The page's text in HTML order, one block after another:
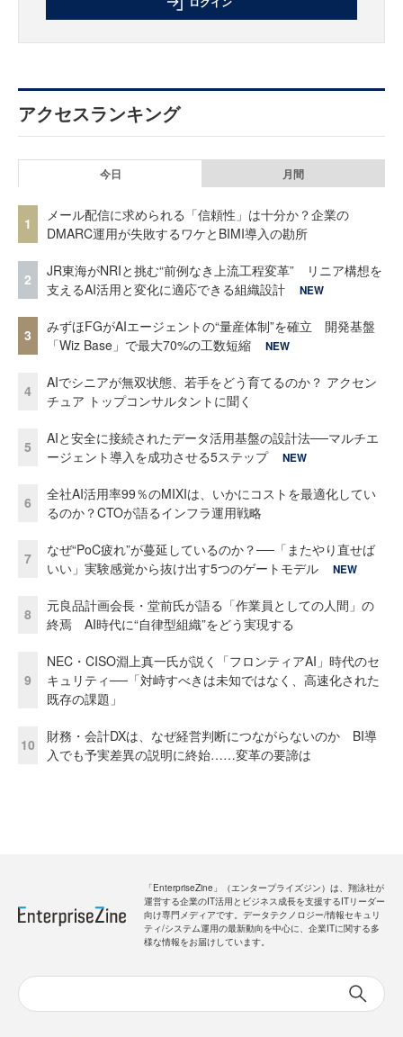
アクセスランキング
今日 月間
1
メール配信に求められる「信頼性」は十分か？企業の
DMARC運用が失敗するワケとBIMI導入の勘所
2
JR東海がNRIと挑む“前例なき上流工程変革” リニア構想を
支えるAI活用と変化に適応できる組織設計
NEW
3
みずほFGがAIエージェントの“量産体制”を確立 開発基盤
「Wiz Base」で最大70%の工数短縮
NEW
4
AIでシニアが無双状態、若手をどう育てるのか？ アクセン
チュア トップコンサルタントに聞く
5
AIと安全に接続されたデータ活用基盤の設計法──マルチエ
ージェント導入を成功させる5ステップ
NEW
6
全社AI活用率99％のMIXIは、いかにコストを最適化してい
るのか？CTOが語るインフラ運用戦略
7
なぜ“PoC疲れ”が蔓延しているのか？──「またやり直せば
いい」実験感覚から抜け出す5つのゲートモデル
NEW
8
元良品計画会長・堂前氏が語る「作業員としての人間」の
終焉 AI時代に“自律型組織”をどう実現する
9
NEC・CISO淵上真一氏が説く「フロンティアAI」時代のセ
キュリティ──「対峙すべきは未知ではなく、高速化された
既存の課題」
10
財務・会計DXは、なぜ経営判断につながらないのか BI導
入でも予実差異の説明に終始……変革の要諦は
「EnterpriseZine」（エンタープライズジン）は、翔泳社が
運営する企業のIT活用とビジネス成長を支援するITリーダー
向け専門メディアです。データテクノロジー/情報セキュリ
ティ/システム運用の最新動向を中心に、企業ITに関する多
様な情報をお届けしています。